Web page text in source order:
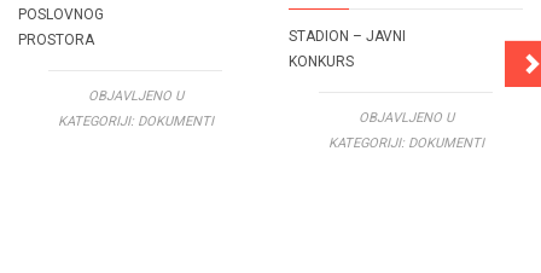
POSLOVNOG
PROSTORA
OBJAVLJENO U
KATEGORIJI: DOKUMENTI
STADION – JAVNI
KONKURS
OBJAVLJENO U
KATEGORIJI: DOKUMENTI